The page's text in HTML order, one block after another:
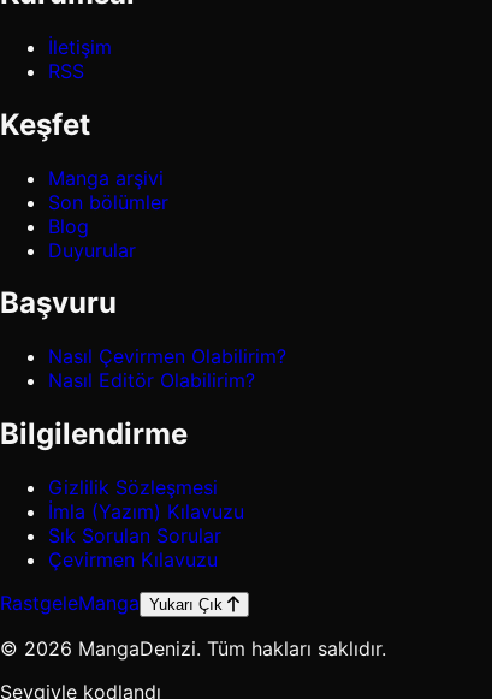
İletişim
RSS
Keşfet
Manga arşivi
Son bölümler
Blog
Duyurular
Başvuru
Nasıl Çevirmen Olabilirim?
Nasıl Editör Olabilirim?
Bilgilendirme
Gizlilik Sözleşmesi
İmla (Yazım) Kılavuzu
Sık Sorulan Sorular
Çevirmen Kılavuzu
RastgeleManga Yukarı Çık
© 2026 MangaDenizi. Tüm hakları saklıdır.
Sevgiyle kodlandı